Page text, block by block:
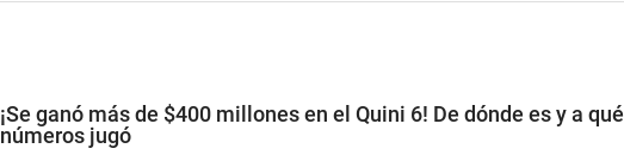
¡Se ganó más de $400 millones en el Quini 6! De dónde es y a qué
números jugó